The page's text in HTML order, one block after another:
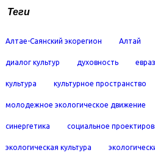
Теги
Алтае-Саянский экорегион Алтай
диалог культур духовность
культура культурное пространство
молодежное экологическое движение
синергетика социальное
экологическая культура